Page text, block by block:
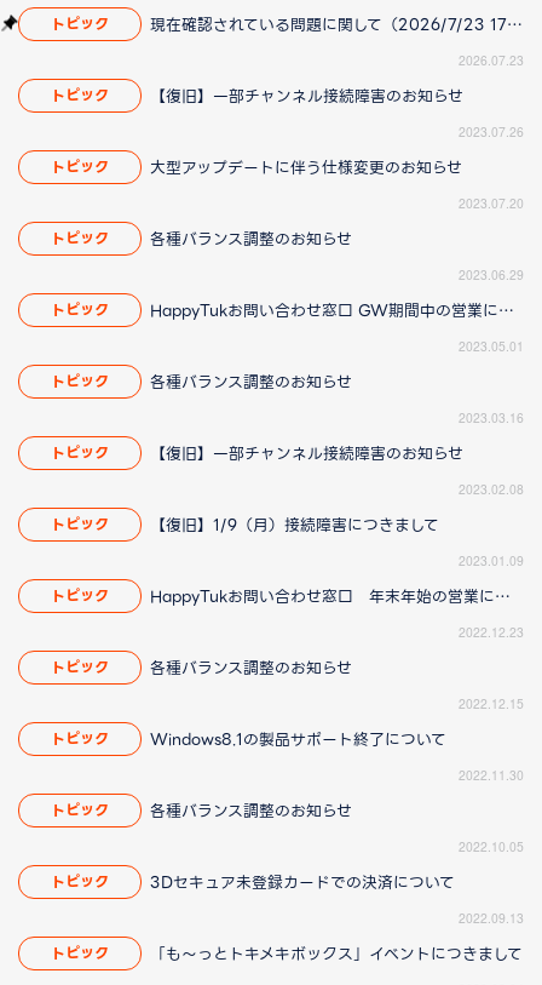
トピック 現在確認されている問題に関して（2026/7/23 17:00更新）
2026.07.23
トピック 【復旧】一部チャンネル接続障害のお知らせ
2023.07.26
トピック 大型アップデートに伴う仕様変更のお知らせ
2023.07.20
トピック 各種バランス調整のお知らせ
2023.06.29
トピック HappyTukお問い合わせ窓口 GW期間中の営業について
2023.05.01
トピック 各種バランス調整のお知らせ
2023.03.16
トピック 【復旧】一部チャンネル接続障害のお知らせ
2023.02.08
トピック 【復旧】1/9（月）接続障害につきまして
2023.01.09
トピック HappyTukお問い合わせ窓口 年末年始の営業について
2022.12.23
トピック 各種バランス調整のお知らせ
2022.12.15
トピック Windows8.1の製品サポート終了について
2022.11.30
トピック 各種バランス調整のお知らせ
2022.10.05
トピック 3Dセキュア未登録カードでの決済について
2022.09.13
トピック 「も～っとトキメキボックス」イベントにつきまして